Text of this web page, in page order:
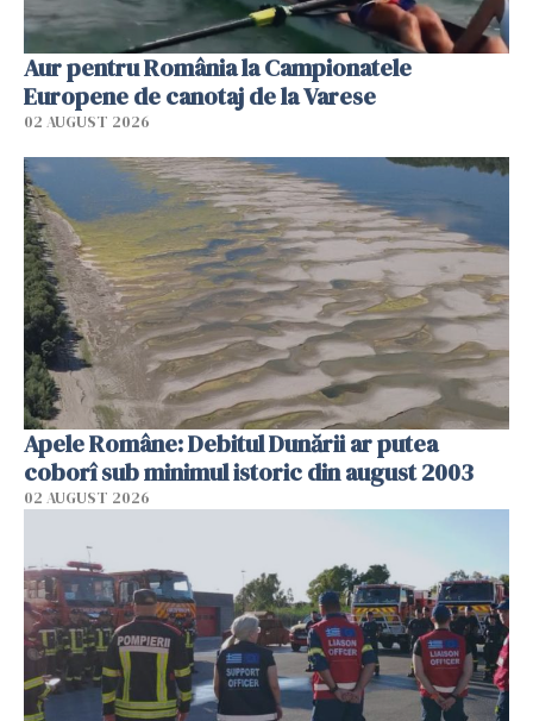
Aur pentru România la Campionatele
Europene de canotaj de la Varese
02 AUGUST 2026
Apele Române: Debitul Dunării ar putea
coborî sub minimul istoric din august 2003
02 AUGUST 2026